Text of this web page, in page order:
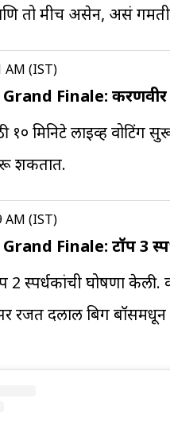
तो मीच असेन, असं
AM (IST)
Finale: करणवीर
१० मिनिटे लाइव्ह
शकतात.
AM (IST)
Finale: टॉप 3
स्पर्धकांची घोषणा केली.
रजत दलाल बिग